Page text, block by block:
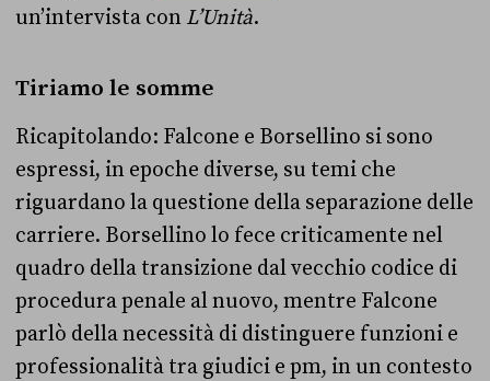
un’intervista con L’Unità.
Tiriamo le somme
Ricapitolando: Falcone e Borsellino si sono
espressi, in epoche diverse, su temi che
riguardano la questione della separazione delle
carriere. Borsellino lo fece criticamente nel
quadro della transizione dal vecchio codice di
procedura penale al nuovo, mentre Falcone
parlò della necessità di distinguere funzioni e
professionalità tra giudici e pm, in un contesto